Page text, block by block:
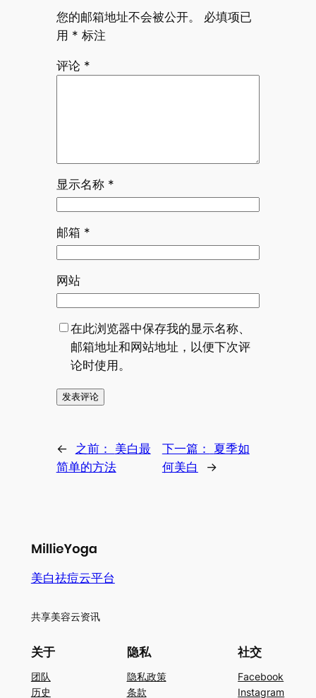
您的邮箱地址不会被公开。
必填项已
用 * 标注
评论 *
显示名称 *
邮箱 *
网站
在此浏览器中保存我的显示名称、
邮箱地址和网站地址，以便下次评
论时使用。
← 之前： 美白最
简单的方法
下一篇：
夏季如
何美白
→
美白祛痘云平台
共享美容云资讯
关于
团队
历史
隐私
隐私政策
条款
社交
Facebook
Instagram